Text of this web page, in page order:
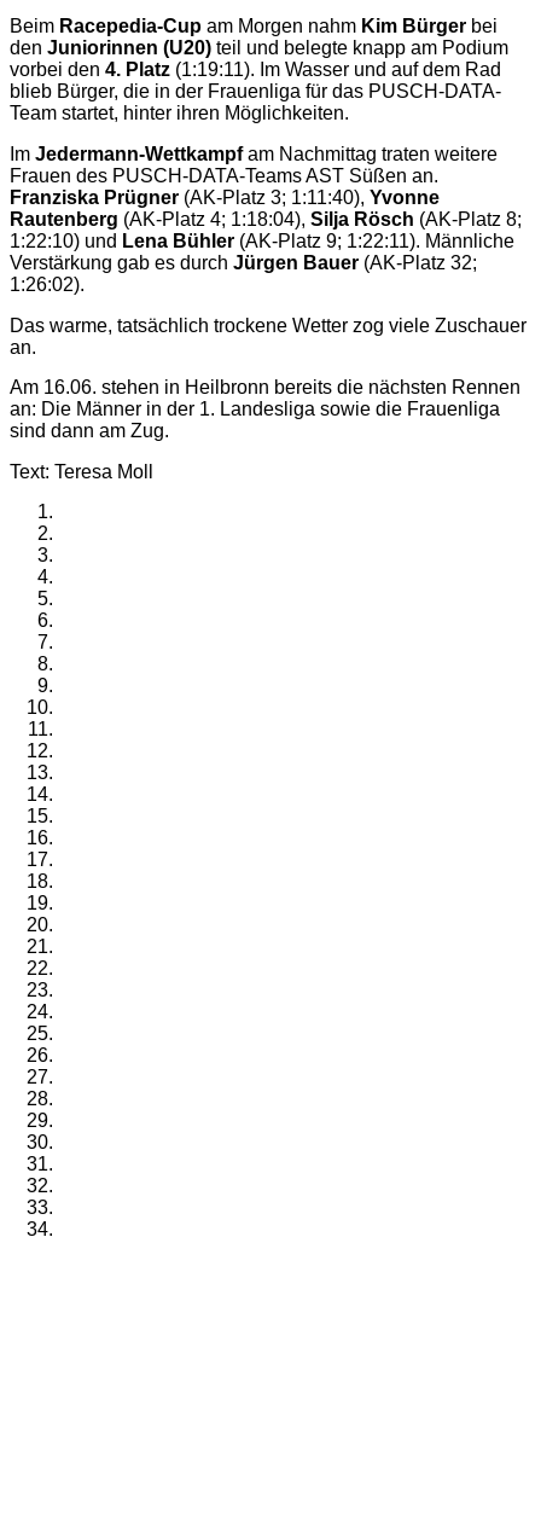
Beim Racepedia-Cup am Morgen nahm Kim Bürger bei
den Juniorinnen (U20) teil und belegte knapp am Podium
vorbei den 4. Platz (1:19:11). Im Wasser und auf dem Rad
blieb Bürger, die in der Frauenliga für das PUSCH-DATA-
Team startet, hinter ihren Möglichkeiten.
Im Jedermann-Wettkampfam Nachmittag traten weitere
Frauen des PUSCH-DATA-Teams AST Süßen an.
Franziska Prügner (AK-Platz 3; 1:11:40), Yvonne
Rautenberg (AK-Platz 4; 1:18:04), Silja Rösch (AK-Platz 8;
1:22:10) und Lena Bühler (AK-Platz 9; 1:22:11). Männliche
Verstärkung gab es durch Jürgen Bauer (AK-Platz 32;
1:26:02).
Das warme, tatsächlich trockene Wetter zog viele Zuschauer
an.
Am 16.06. stehen in Heilbronn bereits die nächsten Rennen
an: Die Männer in der 1. Landesliga sowie die Frauenliga
sind dann am Zug.
Text: Teresa Moll